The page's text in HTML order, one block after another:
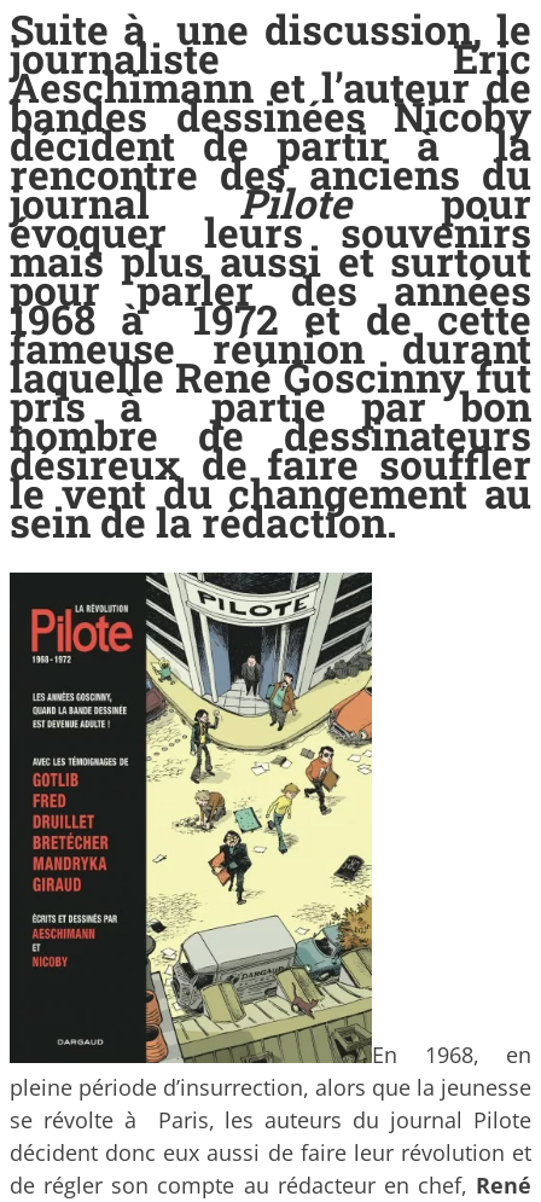
Suite à une discussion, le
journalisteEric
Aeschimann et l’auteur de
bandes dessinées Nicoby
décident de partir à la
rencontre des anciens du
journalPilotepour
évoquer leurs souvenirs
mais plus aussi et surtout
pour parler des années
1968 à 1972 et de cette
fameuse réunion durant
laquelleRené Goscinnyfut
pris à partie par bon
nombre de dessinateurs
désireux de faire souffler
le vent du changement au
sein de la rédaction.
En 1968, en
pleine période d’insurrection, alors que la jeunesse
se révolte à Paris, les auteurs du journal Pilote
décident donc eux aussi de faire leur révolution et
de régler son compte au rédacteur en chef, René